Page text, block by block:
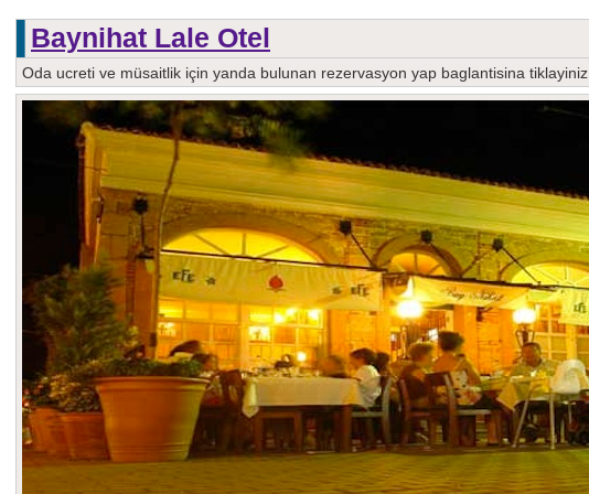
Baynihat Lale Otel
Oda ucreti ve müsaitlik için yanda bulunan rezervasyon yap baglantisina tiklayiniz